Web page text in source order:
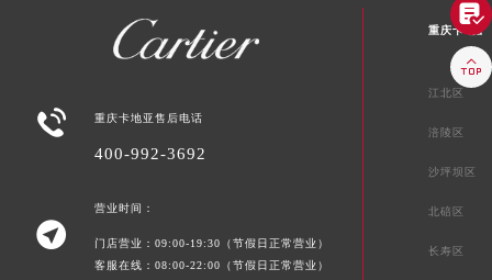
 重庆卡地亚售后电话
400-992-3692

营业时间：
门店营业：09:00-19:30（节假日正常营业）
客服在线：08:00-22:00（节假日正常营业）
重庆卡地亚
江北区
涪陵区
沙坪坝区
北碚区
长寿区

